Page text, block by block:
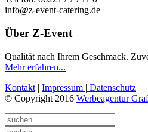
info@z-event-catering.de
Über Z-Event
Qualität nach Ihrem Geschmack.
Mehr erfahren...
Kontakt | Impressum | Datenschutz
© Copyright 2016 Werbeagentur